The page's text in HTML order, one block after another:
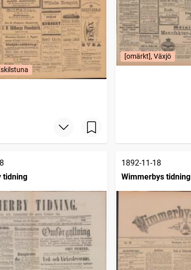
[omärkt], Växjö
tidning
1892-11-18
Wimmerbys tidning